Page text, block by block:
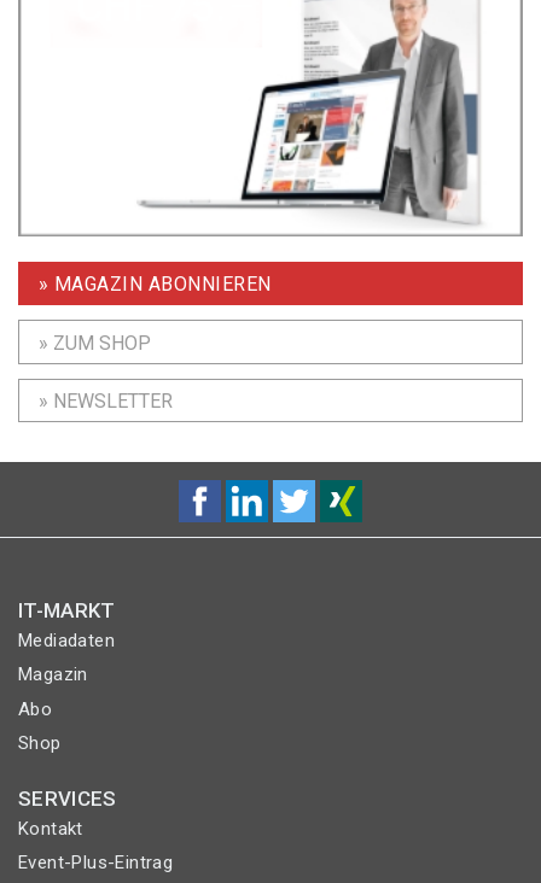
» MAGAZIN ABONNIEREN
» ZUM SHOP
» NEWSLETTER
IT-MARKT
Mediadaten
Magazin
Abo
Shop
SERVICES
Kontakt
Event-Plus-Eintrag